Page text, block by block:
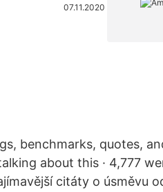
07.11.2020
benchmarks, quotes,
about this · 4,777
citáty o úsměvu